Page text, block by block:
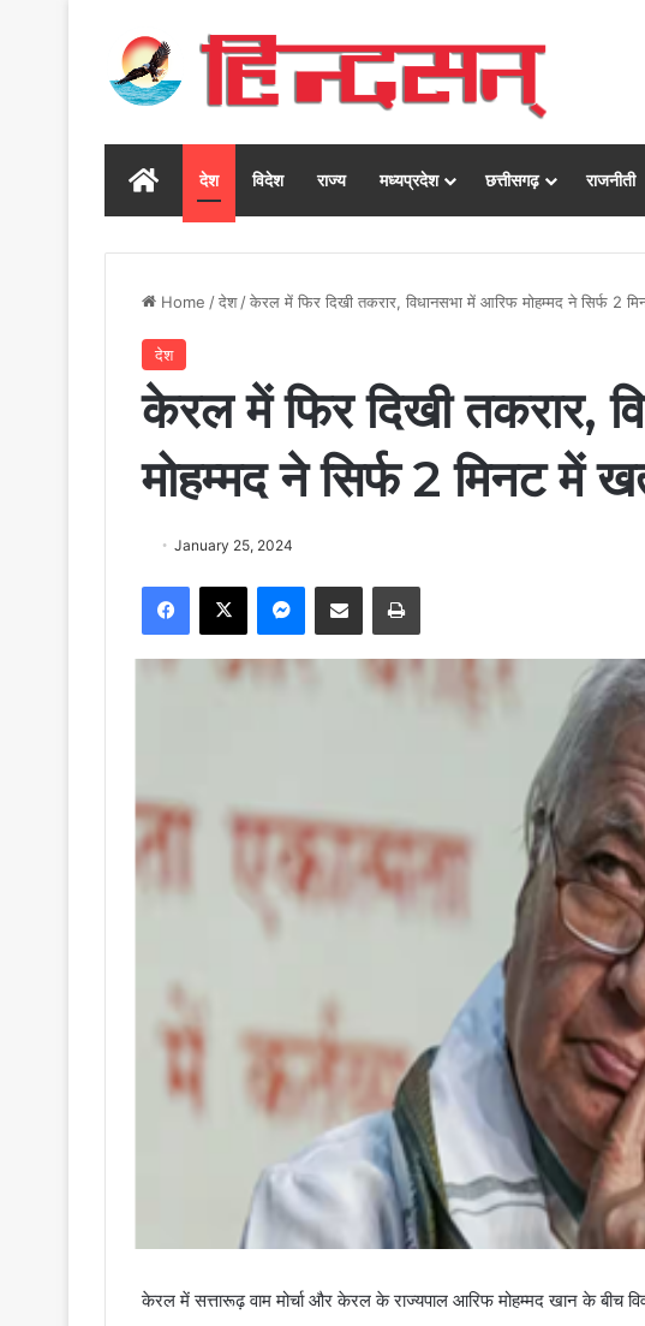
Homeदेश विदेश राज्य मध्यप्रदेश छत्तीसगढ़ राजनीती
Home /देश/केरल में फिर दिखी तकरार, विधानसभा में आरिफ मोहम्मद ने सिर्फ 2
देश
केरल में फिर दिखी तकरार,
मोहम्मद ने सिर्फ 2 मिनट में
January 25, 2024
Facebook
X Messenger
Share via Email Print
केरल में सत्तारूढ़ वाम मोर्चा और केरल के राज्यपाल आरिफ मोहम्मद खान के बीच